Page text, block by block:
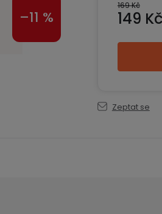
169 Kč
149
Zeptat se
–11 %